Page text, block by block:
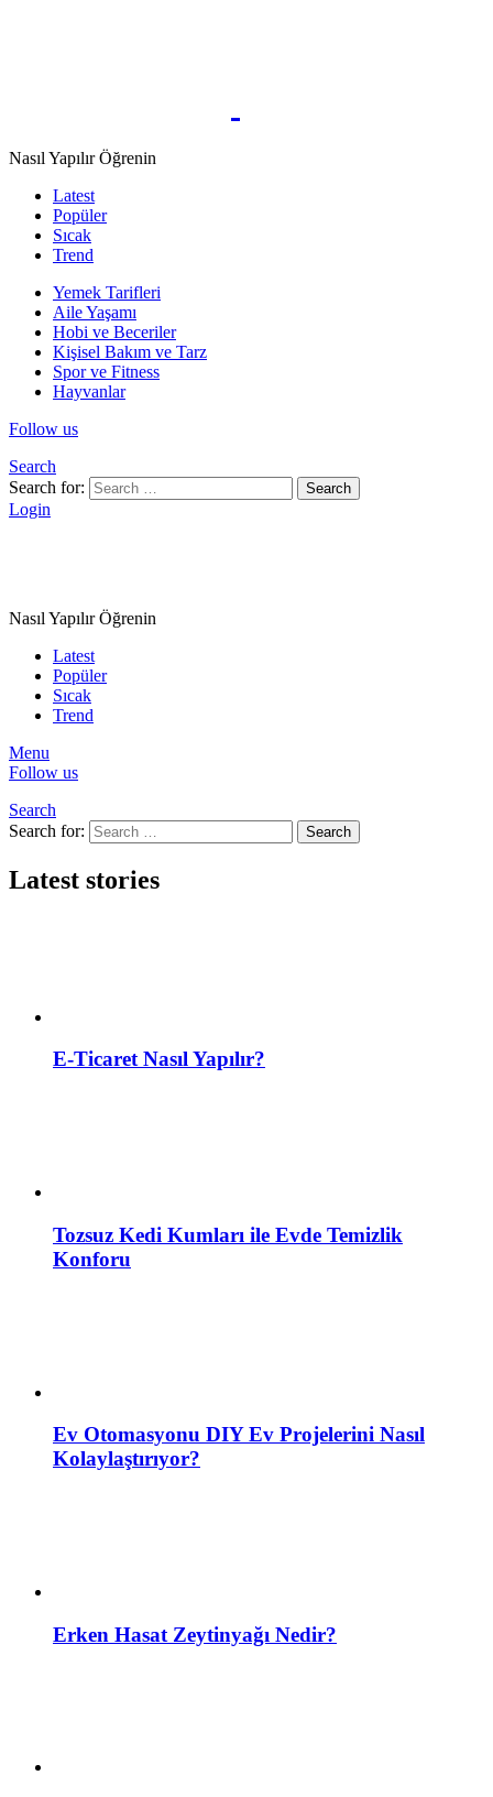
Nasıl Yapılır Öğrenin
Latest
Popüler
Sıcak
Trend
Yemek Tarifleri
Aile Yaşamı
Hobi ve Beceriler
Kişisel Bakım ve Tarz
Spor ve Fitness
Hayvanlar
Follow us
Search
Search for:
Search
Login
Nasıl Yapılır Öğrenin
Latest
Popüler
Sıcak
Trend
Menu
Follow us
Search
Search for:
Search
Latest stories
E-Ticaret Nasıl Yapılır?
Tozsuz Kedi Kumları ile Evde Temizlik
Konforu
Ev Otomasyonu DIY Ev Projelerini Nasıl
Kolaylaştırıyor?
Erken Hasat Zeytinyağı Nedir?